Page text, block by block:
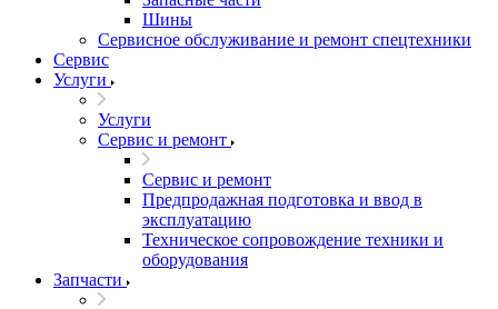
Шины
Сервисное обслуживание и ремонт спецтехники
Сервис
Услуги
Услуги
Сервис и ремонт
Сервис и ремонт
Предпродажная подготовка и ввод в
эксплуатацию
Техническое сопровождение техники и
оборудования
Запчасти